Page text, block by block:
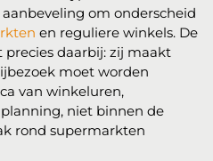
om onderscheid
en reguliere winkels. De
daarbij: zij maakt
moet worden
van winkeluren,
niet binnen de
rond supermarkten